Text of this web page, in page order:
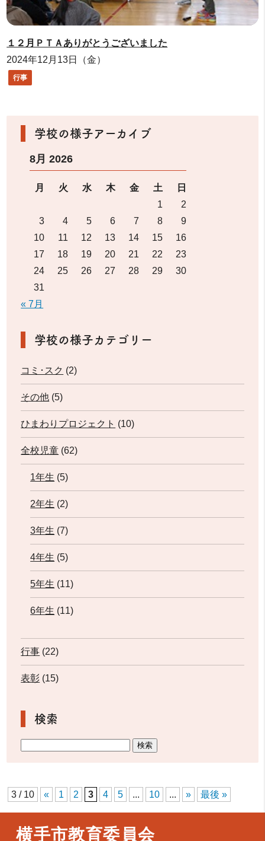
１２月ＰＴＡありがとうございました
2024年12月13日（金）
行事
学校の様子アーカイブ
8月 2026
月 火 水 木 金 土
日
1
2
3
4 5 6 7 8
9
10
11 12 13 14 15
16
17
18 19 20 21 22
23
24
25 26 27 28 29
30
31
« 7月
学校の様子カテゴリー
コミ･スク (2)
その他 (5)
ひまわりプロジェクト (10)
全校児童 (62)
1年生 (5)
2年生 (2)
3年生 (7)
4年生 (5)
5年生 (11)
6年生 (11)
行事 (22)
表彰 (15)
検索
3 / 10 « 1 2 3 4 5 ... 10 ... » 最後 »
横手市教育委員会